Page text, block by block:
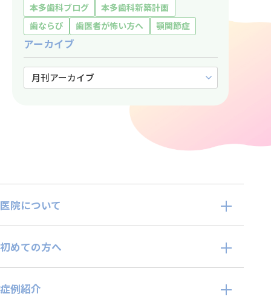
本多歯科ブログ
本多歯科新築計画
歯ならび
歯医者が怖い方へ 顎関節症
アーカイブ
医院について
初めての方へ
症例紹介